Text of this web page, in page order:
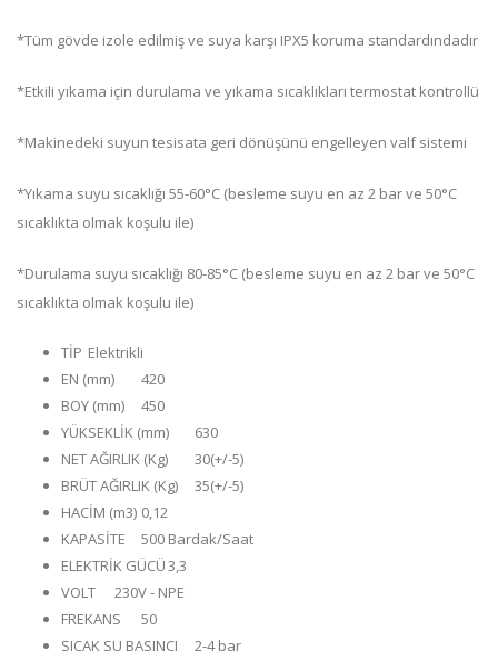
*Tüm gövde izole edilmiş ve suya karşı IPX5 koruma standardındadır
*Etkili yıkama için durulama ve yıkama sıcaklıkları termostat kontrollü
*Makinedeki suyun tesisata geri dönüşünü engelleyen valf sistemi
*Yıkama suyu sıcaklığı 55-60°C (besleme suyu en az 2 bar ve 50°C
sıcaklıkta olmak koşulu ile)
*Durulama suyu sıcaklığı 80-85°C (besleme suyu en az 2 bar ve 50°C
sıcaklıkta olmak koşulu ile)
TİP Elektrikli
EN (mm)
420
BOY (mm)
450
YÜKSEKLİK (mm)
630
NET AĞIRLIK (Kg)
30(+/-5)
BRÜT AĞIRLIK (Kg)
35(+/-5)
HACİM (m3) 0,12
KAPASİTE
500 Bardak/Saat
ELEKTRİK GÜCÜ3,3
VOLT
230V - NPE
FREKANS
50
SICAK SU BASINCI
2-4 bar